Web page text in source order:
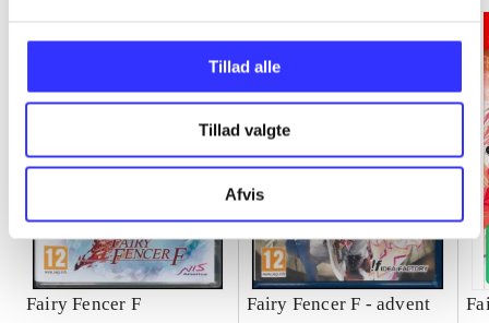
Tillad alle
Tillad valgte
Afvis
Fairy Fencer F
Fairy Fencer F - advent